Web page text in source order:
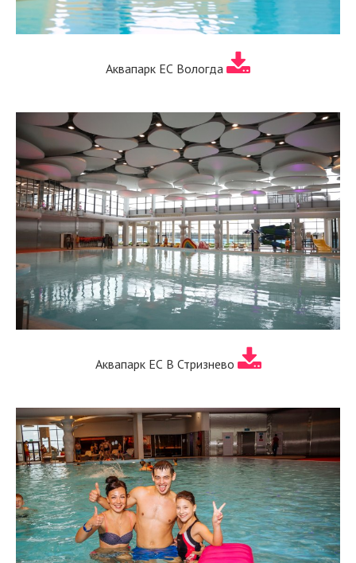
Аквапарк ЕС Вологда
Аквапарк ЕС В Стризнево